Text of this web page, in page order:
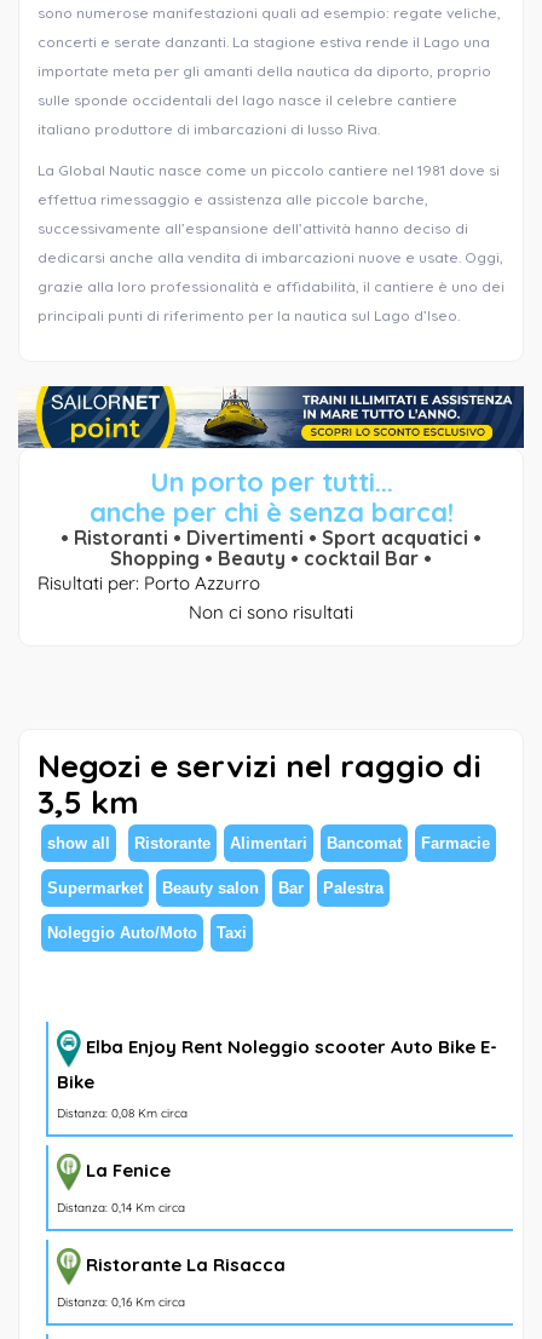
sono numerose manifestazioni quali ad esempio: regate veliche,
concerti e serate danzanti. La stagione estiva rende il Lago una
importate meta per gli amanti della nautica da diporto, proprio
sulle sponde occidentali del lago nasce il celebre cantiere
italiano produttore di imbarcazioni di lusso Riva.
La Global Nautic nasce come un piccolo cantiere nel 1981 dove si
effettua rimessaggio e assistenza alle piccole barche,
successivamente all’espansione dell’attività hanno deciso di
dedicarsi anche alla vendita di imbarcazioni nuove e usate. Oggi,
grazie alla loro professionalità e affidabilità, il cantiere è uno dei
principali punti di riferimento per la nautica sul Lago d’Iseo.
Un porto per tutti...
anche per chi è senza barca!
• Ristoranti • Divertimenti • Sport acquatici •
Shopping • Beauty • cocktail Bar •
Risultati per: Porto Azzurro
Non ci sono risultati
Negozi e servizi nel raggio di
3,5 km
show all Ristorante Alimentari Bancomat Farmacie
Supermarket Beauty salon Bar Palestra
Noleggio Auto/Moto Taxi
Elba Enjoy Rent Noleggio scooter Auto Bike E-
Bike
Distanza: 0,08 Km circa
La Fenice
Distanza: 0,14 Km circa
Ristorante La Risacca
Distanza: 0,16 Km circa